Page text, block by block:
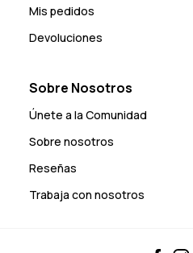
Mis pedidos
Devoluciones
Sobre Nosotros
Únete a la Comunidad
Sobre nosotros
Reseñas
Trabaja con nosotros